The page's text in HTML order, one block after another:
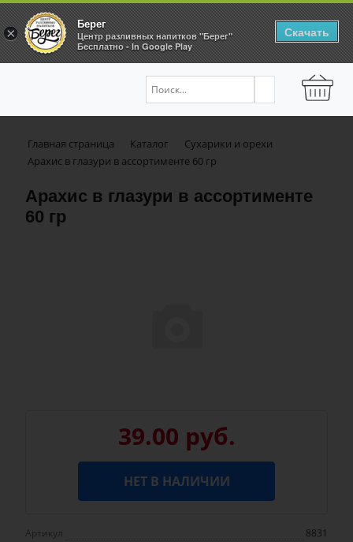
Главная страница Каталог
Сухарики и орехи
Арахис в глазури в ассортименте 60 гр
Арахис в глазури в ассортименте
60 гр
39.00 руб.
НЕТ В НАЛИЧИИ
Артикул
8831
×
Берег
Центр разливных напитков "Берег"
Бесплатно - In Google Play
Скачать